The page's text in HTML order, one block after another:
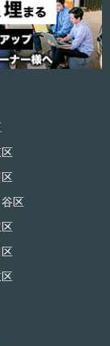
区
区